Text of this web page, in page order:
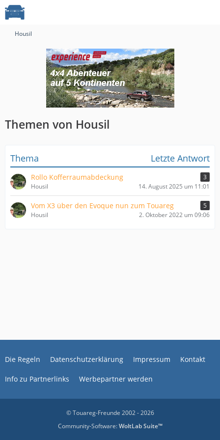
Housil
Themen von Housil
Thema Letzte Antwort
Rollo Kofferraumabdeckung
3
Housil
14. August 2025 um 11:01
Vom X3 über den Evoque nun zum Touareg
5
Housil
2. Oktober 2022 um 09:06
Die Regeln Datenschutzerklärung Impressum Kontakt
Info zu Partnerlinks Werbepartner werden
© Touareg-Freunde 2002 - 2026
Community-Software:WoltLab Suite™